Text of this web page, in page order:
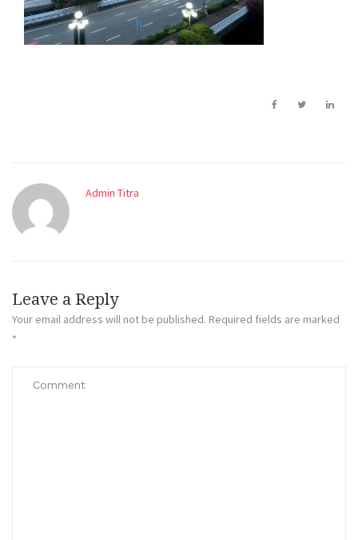
Admin Titra
Leave a Reply
Your email address will not be published. Required fields are marked
*